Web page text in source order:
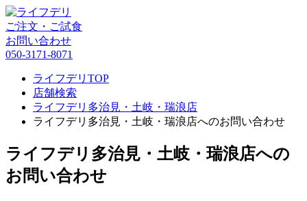
ご注文・ご試食
お問い合わせ
050-3171-8071
ライフデリTOP
店舗検索
ライフデリ多治見・土岐・瑞浪店
ライフデリ多治見・土岐・瑞浪店へのお問い合わせ
ライフデリ多治見・土岐・瑞浪店への
お問い合わせ